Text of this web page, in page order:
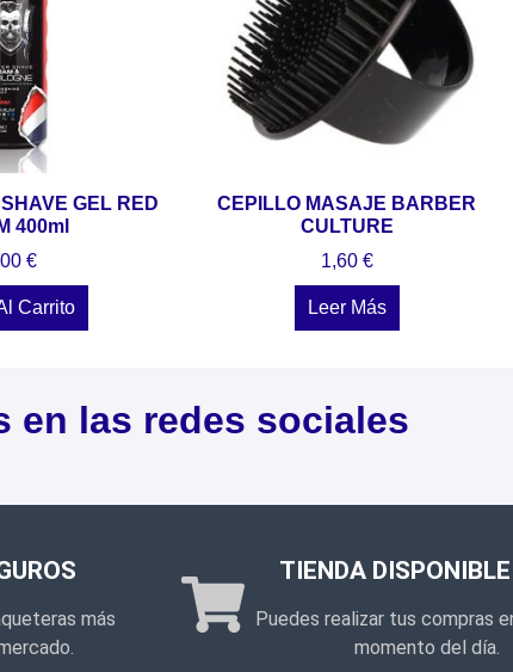
GEL RED
400ml
€
Carrito
CEPILLO MASAJE BARBER
CULTURE
1,60 €
Leer Más
en las redes sociales
más
TIENDA
Puedes realizar tus compras
momento del día.